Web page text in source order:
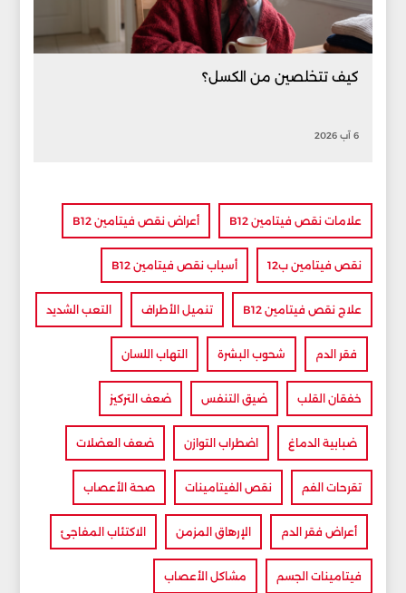
كيف تتخلصين من الكسل؟
6 آب 2026
علامات نقص فيتامين B12 أعراض نقص فيتامين B12
نقص فيتامين ب12 أسباب نقص فيتامين B12
علاج نقص فيتامين B12 تنميل الأطراف التعب الشديد
فقر الدم شحوب البشرة التهاب اللسان
خفقان القلب ضيق التنفس ضعف التركيز
ضبابية الدماغ اضطراب التوازن ضعف العضلات
تقرحات الفم نقص الفيتامينات صحة الأعصاب
أعراض فقر الدم الإرهاق المزمن الاكتئاب المفاجئ
فيتامينات الجسم مشاكل الأعصاب